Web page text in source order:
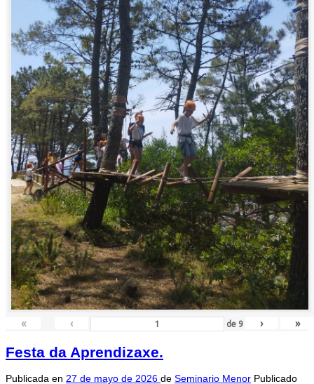
« ‹ de 9 › »
Festa da Aprendizaxe.
Publicada en 27 de mayo de 2026 de Seminario Menor Publicado